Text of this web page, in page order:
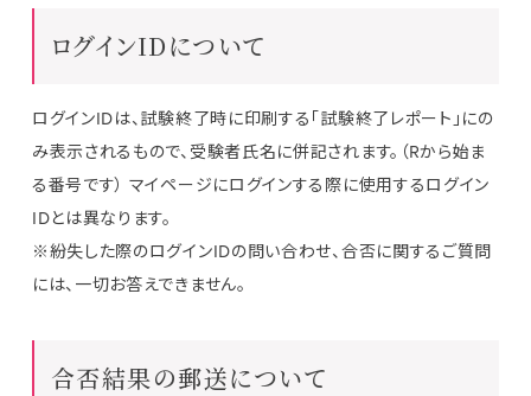
ログインIDについて
ログインIDは、試験終了時に印刷する「試験終了レポート」にの
み表示されるもので、受験者氏名に併記されます。（Rから始ま
る番号です） マイページにログインする際に使用するログイン
IDとは異なります。
※紛失した際のログインIDの問い合わせ、合否に関するご質問
には、一切お答えできません。
合否結果の郵送について